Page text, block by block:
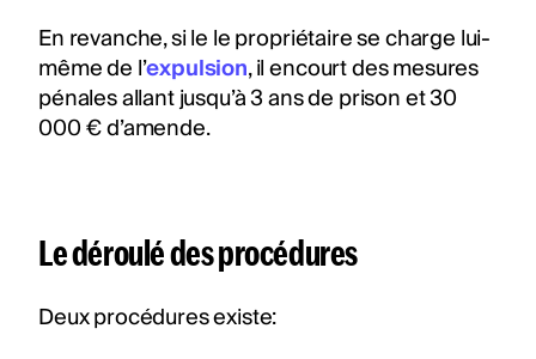
En revanche, si le le propriétaire se charge lui-
même de l’expulsion, il encourt des mesures
pénales allant jusqu’à 3 ans de prison et 30
000 € d’amende.
Le déroulé des procédures
Deux procédures existe: